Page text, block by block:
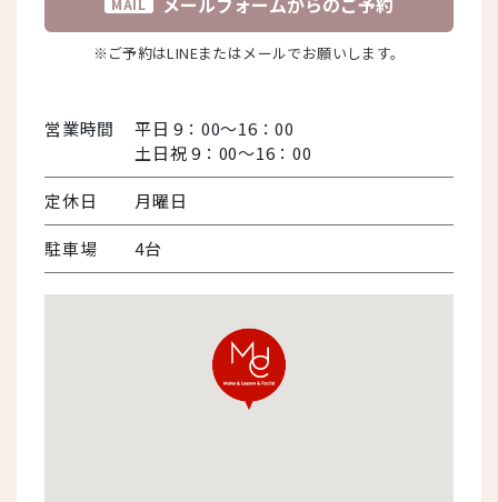
MAIL
※ご予約はLINEまたはメールでお願いします。
営業時間
平日 9：00～16：00
土日祝 9：00～16：00
定休日 月曜日
駐車場 4台